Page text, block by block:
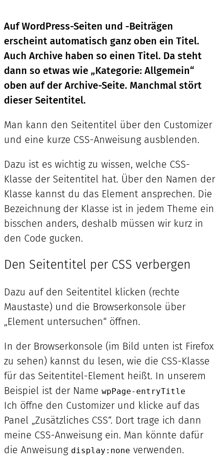
Auf WordPress-Seiten und -Beiträgen
erscheint automatisch ganz oben ein Titel.
Auch Archive haben so einen Titel. Da steht
dann so etwas wie „Kategorie: Allgemein“
oben auf der Archive-Seite. Manchmal stört
dieser Seitentitel.
Man kann den Seitentitel über den Customizer
und eine kurze CSS-Anweisung ausblenden.
Dazu ist es wichtig zu wissen, welche CSS-
Klasse der Seitentitel hat. Über den Namen der
Klasse kannst du das Element ansprechen. Die
Bezeichnung der Klasse ist in jedem Theme ein
bisschen anders, deshalb müssen wir kurz in
den Code gucken.
Den Seitentitel per CSS verbergen
Dazu auf den Seitentitel klicken (rechte
Maustaste) und die Browserkonsole über
„Element untersuchen“ öffnen.
In der Browserkonsole (im Bild unten ist Firefox
zu sehen) kannst du lesen, wie die CSS-Klasse
für das Seitentitel-Element heißt. In unserem
Beispiel ist der Name wpPage-entryTitle
Ich öffne den Customizer und klicke auf das
Panel „Zusätzliches CSS“. Dort trage ich dann
meine CSS-Anweisung ein. Man könnte dafür
die Anweisung display:none verwenden.